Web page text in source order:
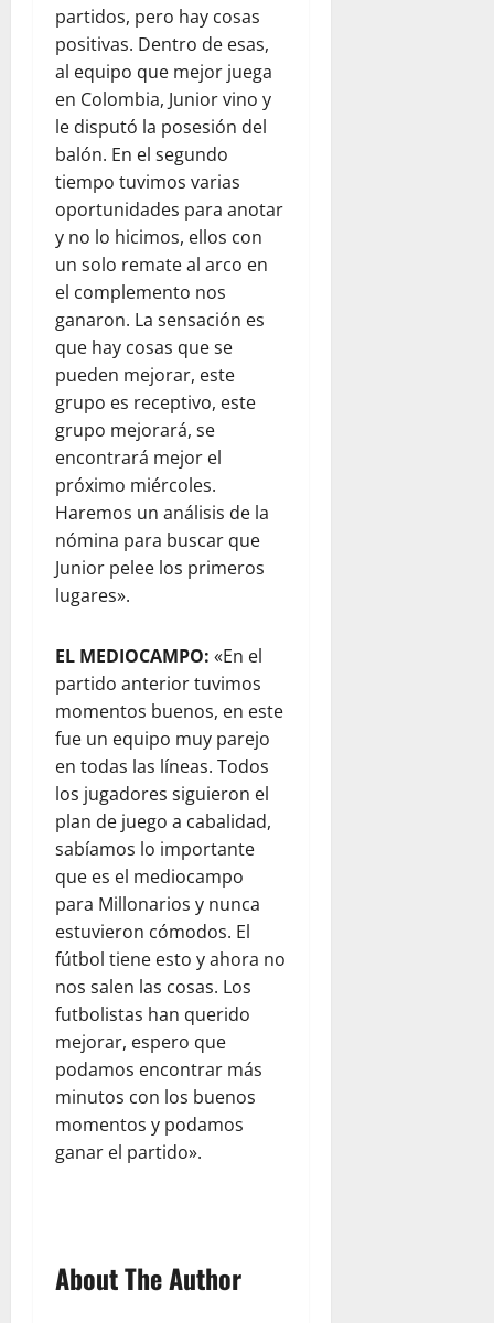
partidos, pero hay cosas
positivas. Dentro de esas,
al equipo que mejor juega
en Colombia, Junior vino y
le disputó la posesión del
balón. En el segundo
tiempo tuvimos varias
oportunidades para anotar
y no lo hicimos, ellos con
un solo remate al arco en
el complemento nos
ganaron. La sensación es
que hay cosas que se
pueden mejorar, este
grupo es receptivo, este
grupo mejorará, se
encontrará mejor el
próximo miércoles.
Haremos un análisis de la
nómina para buscar que
Junior pelee los primeros
lugares».
EL MEDIOCAMPO: «En el
partido anterior tuvimos
momentos buenos, en este
fue un equipo muy parejo
en todas las líneas. Todos
los jugadores siguieron el
plan de juego a cabalidad,
sabíamos lo importante
que es el mediocampo
para Millonarios y nunca
estuvieron cómodos. El
fútbol tiene esto y ahora no
nos salen las cosas. Los
futbolistas han querido
mejorar, espero que
podamos encontrar más
minutos con los buenos
momentos y podamos
ganar el partido».
About The Author